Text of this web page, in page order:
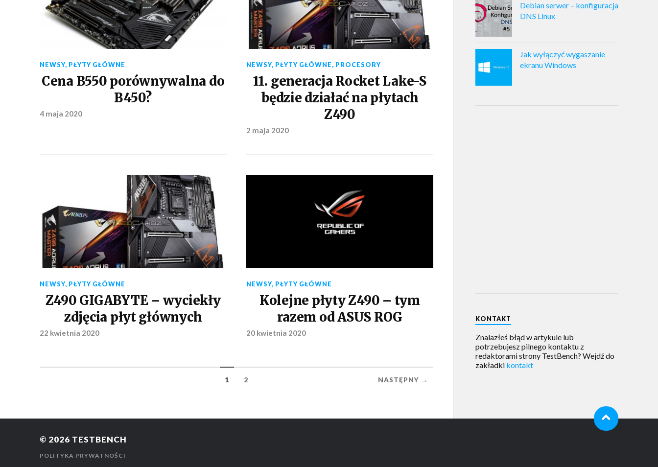
NEWSY, PŁYTY GŁÓWNE
Cena B550 porównywalna do
B450?
4 maja 2020
NEWSY, PŁYTY GŁÓWNE, PROCESORY
11. generacja Rocket Lake-S
będzie działać na płytach
Z490
2 maja 2020
NEWSY, PŁYTY GŁÓWNE
Z490 GIGABYTE – wyciekły
zdjęcia płyt głównych
22 kwietnia 2020
NEWSY, PŁYTY GŁÓWNE
Kolejne płyty Z490 – tym
razem od ASUS ROG
20 kwietnia 2020
1 2 NASTĘPNY →
Debian serwer – konfiguracja
DNS Linux
Jak wyłączyć wygaszanie
ekranu Windows
KONTAKT
Znalazłeś błąd w artykule lub
potrzebujesz pilnego kontaktu z
redaktorami strony TestBench? Wejdź do
zakładki kontakt
© 2026 TESTBENCH
POLITYKA PRYWATNOŚCI